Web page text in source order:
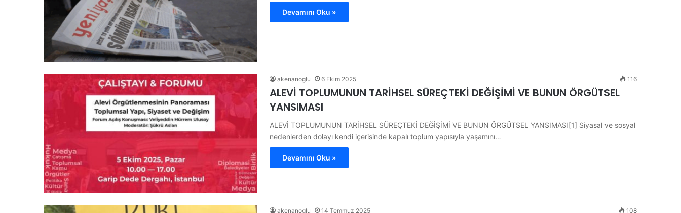
Devamını Oku »
akenanoglu 6 Ekim 2025 116
ALEVİ TOPLUMUNUN TARİHSEL SÜREÇTEKİ DEĞİŞİMİ VE BUNUN ÖRGÜTSEL
YANSIMASI
ALEVİ TOPLUMUNUN TARİHSEL SÜREÇTEKİ DEĞİŞİMİ VE BUNUN ÖRGÜTSEL YANSIMASI[1] Siyasal ve sosyal
nedenlerden dolayı kendi içerisinde kapalı toplum yapısıyla yaşamını…
Devamını Oku »
akenanoglu 14 Temmuz 2025 108